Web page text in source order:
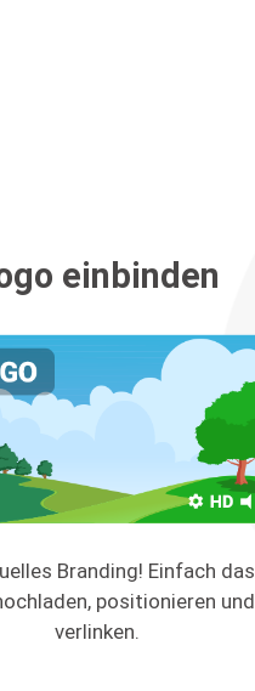
einbinden
Branding! Einfach das
positionieren und
verlinken.